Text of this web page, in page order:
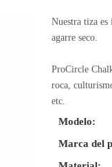
Nuestra tiza
agarre seco.
ProCircle
roca,
etc.
Modelo:
Marca del